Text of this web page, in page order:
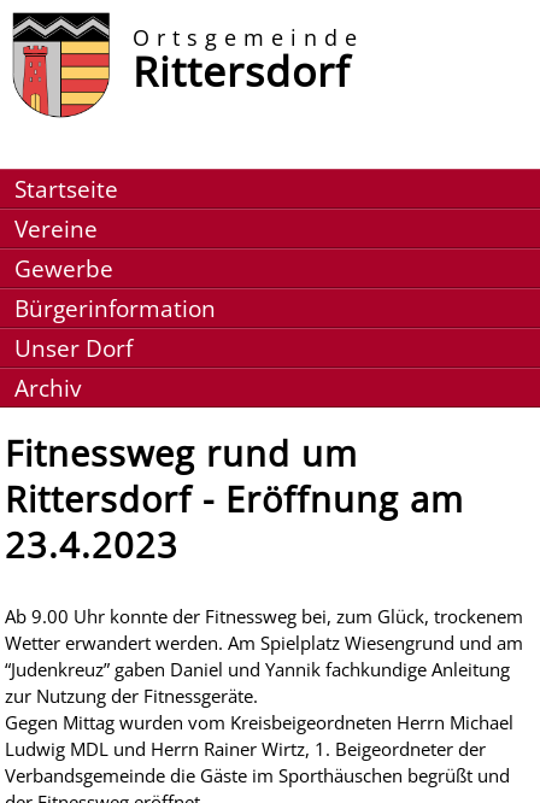
Ortsgemeinde
Rittersdorf
Startseite
Vereine
Gewerbe
Bürgerinformation
Unser Dorf
Archiv
Fitnessweg rund um
Rittersdorf - Eröffnung am
23.4.2023
Ab 9.00 Uhr konnte der Fitnessweg bei, zum Glück, trockenem
Wetter erwandert werden. Am Spielplatz Wiesengrund und am
“Judenkreuz” gaben Daniel und Yannik fachkundige Anleitung
zur Nutzung der Fitnessgeräte.
Gegen Mittag wurden vom Kreisbeigeordneten Herrn Michael
Ludwig MDL und Herrn Rainer Wirtz, 1. Beigeordneter der
Verbandsgemeinde die Gäste im Sporthäuschen begrüßt und